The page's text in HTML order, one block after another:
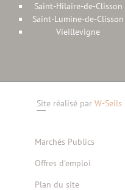
Saint-Hilaire-de-Clisson
Saint-Lumine-de-Clisson
Vieillevigne
Site réalisé par W-Seils
Marchés Publics
Offres d'emploi
Plan du site